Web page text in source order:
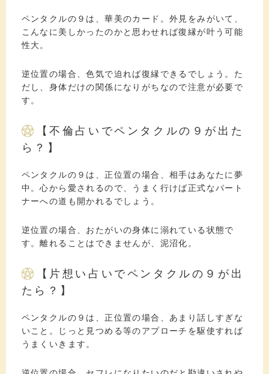
ペンタクルの９は、華美のカード。外見をみがいて、
こんなに美しかったのかと思わせれば復縁が叶う可能
性大。
逆位置の場合、色気で迫れば復縁できるでしょう。た
だし、身体だけの関係になりがちなので注意が必要で
す。
【不倫占いでペンタクルの９が出た
ら？】
ペンタクルの９は、正位置の場合、相手はあなたに夢
中。心から愛されるので、うまく行けば正式なパート
ナーへの道も開かれるでしょう。
逆位置の場合、おたがいの身体に溺れている状態で
す。離れることはできませんが、泥沼化。
【片想い占いでペンタクルの９が出
たら？】
ペンタクルの９は、正位置の場合、あまり話しすぎな
いこと。じっと見つめる等のアプローチを駆使すれば
うまくいきます。